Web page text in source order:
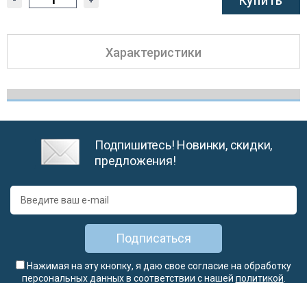
Характеристики
Подпишитесь! Новинки, скидки,
предложения!
Подписаться
Нажимая на эту кнопку, я даю свое согласие на обработку
персональных данных в соответствии с нашей политикой